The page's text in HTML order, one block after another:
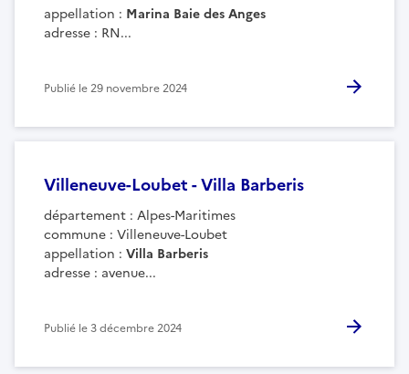
appellation : Marina Baie des Anges
adresse : RN...
Publié le29 novembre 2024
Villeneuve-Loubet - Villa Barberis
département : Alpes-Maritimes
commune : Villeneuve-Loubet
appellation : Villa Barberis
adresse : avenue...
Publié le3 décembre 2024